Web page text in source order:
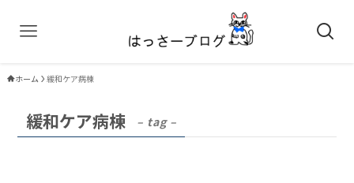
ホーム 緩和ケア病棟
緩和ケア病棟 – tag –